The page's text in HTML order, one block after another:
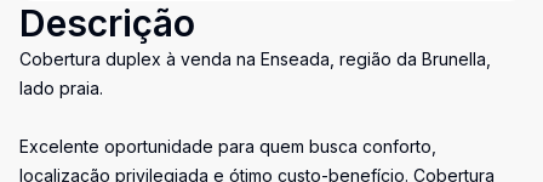
Descrição
Cobertura duplex à venda na Enseada, região da Brunella,
lado praia.
Excelente oportunidade para quem busca conforto,
localização privilegiada e ótimo custo-benefício. Cobertura